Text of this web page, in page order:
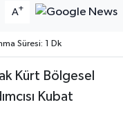
A+
Süresi: 1 Dk
Kürt Bölgesel
Kubat